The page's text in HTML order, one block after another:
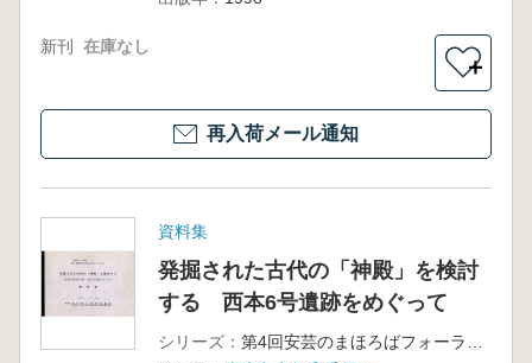
新刊 在庫なし
＋
再入荷メール通知
資料集
発掘された古代の「神殿」を検討
する 西本6号遺跡をめぐって
シリーズ：